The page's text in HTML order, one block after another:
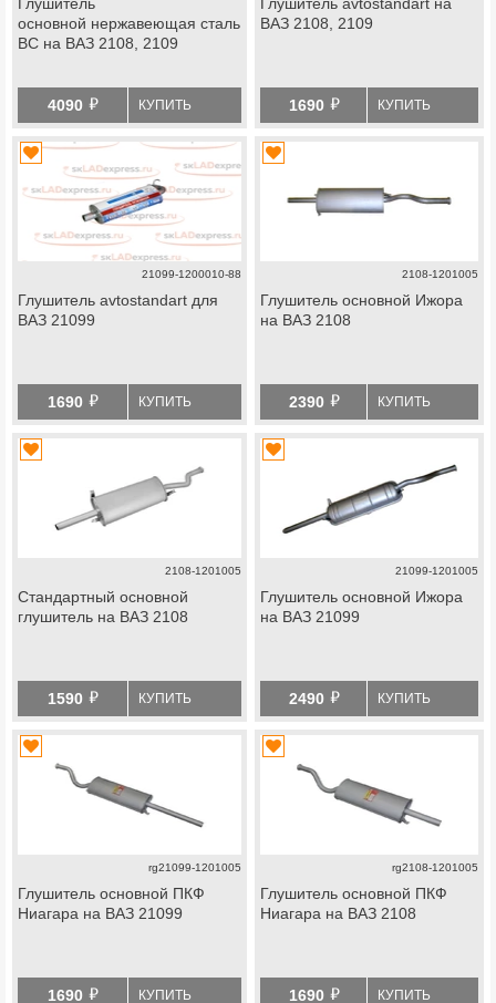
основной нержавеющая сталь
ВС на ВАЗ 2108, 2109
4090 й КУПИТЬ
ВАЗ 2108, 2109
1690 й КУПИТЬ
21099-1200010-88
Глушитель avtostandart для
ВАЗ 21099
1690 й КУПИТЬ
2108-1201005
Глушитель основной Ижора
на ВАЗ 2108
2390 й КУПИТЬ
2108-1201005
Стандартный основной
глушитель на ВАЗ 2108
1590 й КУПИТЬ
21099-1201005
Глушитель основной Ижора
на ВАЗ 21099
2490 й КУПИТЬ
rg21099-1201005
Глушитель основной ПКФ
Ниагара на ВАЗ 21099
1690 й КУПИТЬ
rg2108-1201005
Глушитель основной ПКФ
Ниагара на ВАЗ 2108
1690 й КУПИТЬ